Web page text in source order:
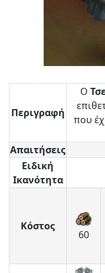
Περιγραφή
Ο
που
Απαιτήσεις
Ειδική
Ικανότητα
Κόστος
60